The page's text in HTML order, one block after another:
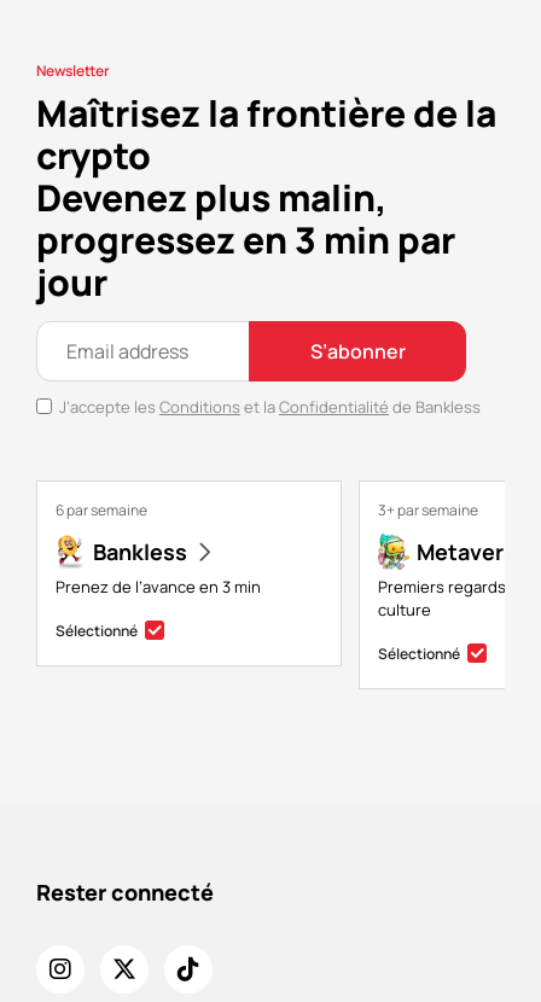
Newsletter
Maîtrisez la frontière de la
crypto
Devenez plus malin,
progressez en 3 min par
jour
S’abonner
J’accepte les Conditions et laConfidentialité de Bankless
6 par semaine
Bankless
Prenez de l’avance en 3 min
Sélectionné
3+ par semaine
Metaversal
Premiers regards sur
culture
Sélectionné
Rester connecté